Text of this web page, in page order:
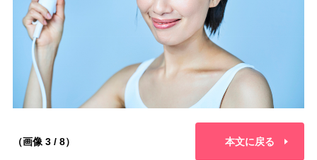
（画像 3 / 8） 本文に戻る